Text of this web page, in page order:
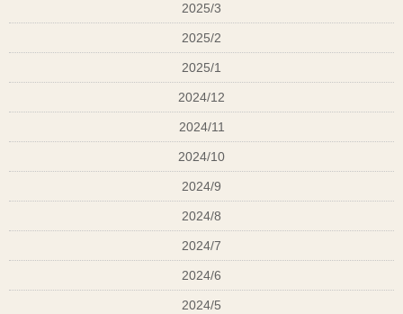
髪・肌・体の状態は、日々の習慣の積み重ね。
食事、睡眠、血流、そしてストレス管理。これらが
整えば、サロンでの施術も最大限に生かせます。
つまり、「若さ」と「健康」こそ再現性のある美の
土台なんです。
サロンでできる３つの“美の投資”
ヘッドスパで血行投資
→ 頭皮の温度を上げ、代謝を高めることで艶とハリ
が蘇ります。
2025/3
2025/2
2025/1
2024/12
2024/11
2024/10
2024/9
2024/8
2024/7
2024/6
2024/5